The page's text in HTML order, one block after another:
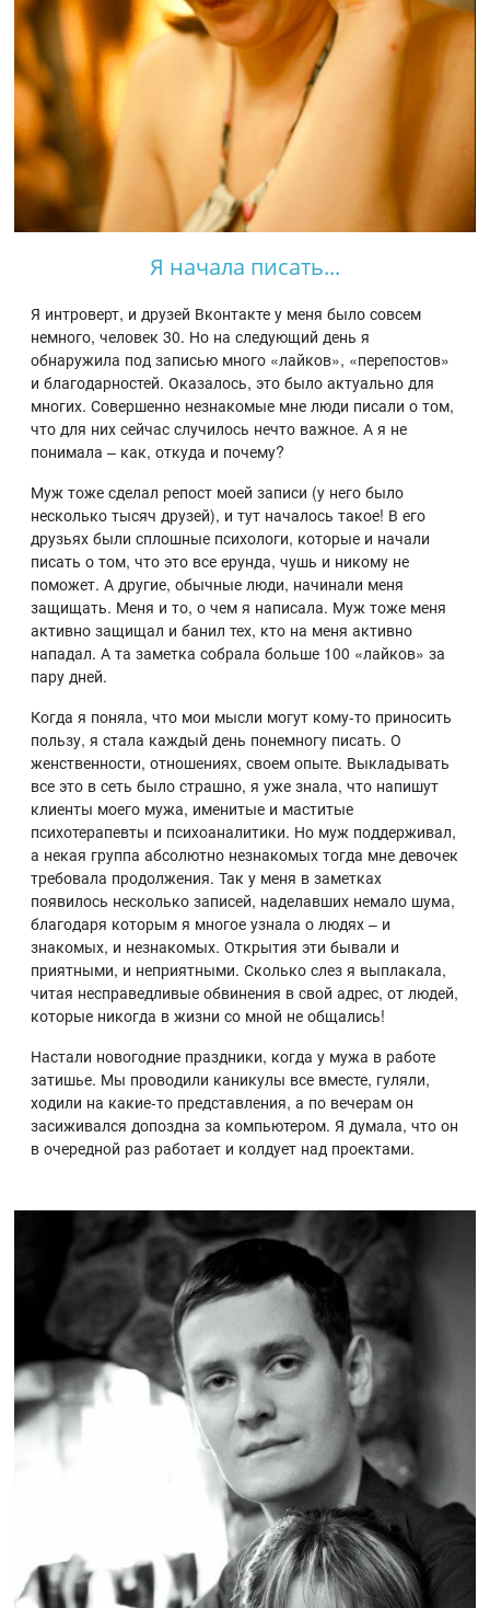
Я начала писать...
Я интроверт, и друзей Вконтакте у меня было совсем
немного, человек 30. Но на следующий день я
обнаружила под записью много «лайков», «перепостов»
и благодарностей. Оказалось, это было актуально для
многих. Совершенно незнакомые мне люди писали о том,
что для них сейчас случилось нечто важное. А я не
понимала – как, откуда и почему?
Муж тоже сделал репост моей записи (у него было
несколько тысяч друзей), и тут началось такое! В его
друзьях были сплошные психологи, которые и начали
писать о том, что это все ерунда, чушь и никому не
поможет. А другие, обычные люди, начинали меня
защищать. Меня и то, о чем я написала. Муж тоже меня
активно защищал и банил тех, кто на меня активно
нападал. А та заметка собрала больше 100 «лайков» за
пару дней.
Когда я поняла, что мои мысли могут кому-то приносить
пользу, я стала каждый день понемногу писать. О
женственности, отношениях, своем опыте. Выкладывать
все это в сеть было страшно, я уже знала, что напишут
клиенты моего мужа, именитые и маститые
психотерапевты и психоаналитики. Но муж поддерживал,
а некая группа абсолютно незнакомых тогда мне девочек
требовала продолжения. Так у меня в заметках
появилось несколько записей, наделавших немало шума,
благодаря которым я многое узнала о людях – и
знакомых, и незнакомых. Открытия эти бывали и
приятными, и неприятными. Сколько слез я выплакала,
читая несправедливые обвинения в свой адрес, от людей,
которые никогда в жизни со мной не общались!
Настали новогодние праздники, когда у мужа в работе
затишье. Мы проводили каникулы все вместе, гуляли,
ходили на какие-то представления, а по вечерам он
засиживался допоздна за компьютером. Я думала, что он
в очередной раз работает и колдует над проектами.